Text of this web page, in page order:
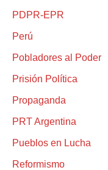
PDPR-EPR
Perú
Pobladores al Poder
Prisión Política
Propaganda
PRT Argentina
Pueblos en Lucha
Reformismo